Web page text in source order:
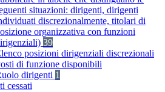
situazioni: dirigenti, dirigenti
discrezionalmente, titolari di
organizzativa con funzioni
39
posizioni dirigenziali discrezionali
di funzione disponibili
dirigenti 1
cessati